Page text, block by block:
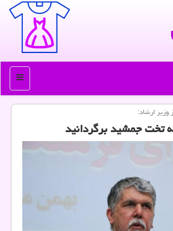
منو
ارشاد:
تخت جمشید برگردانید